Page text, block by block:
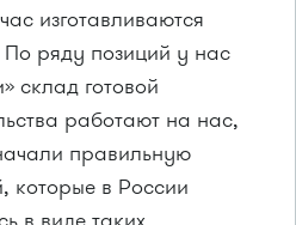
изготавливаются
ряду позиций у нас
склад готовой
работают на нас,
правильную
которые в России